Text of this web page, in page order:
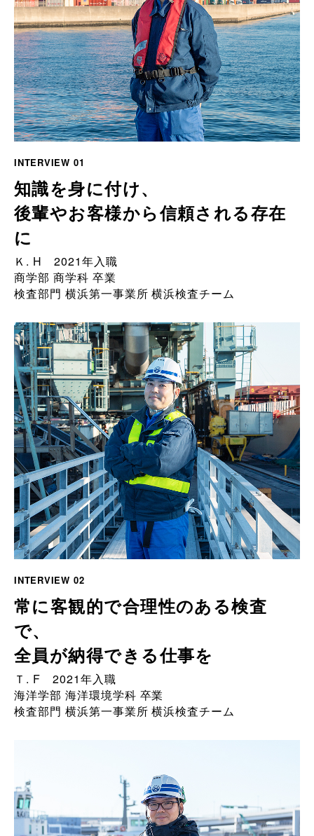
INTERVIEW 01
知識を身に付け、
後輩やお客様から信頼される存在
に
Ｋ. H 2021年入職
商学部 商学科 卒業
検査部門 横浜第一事業所 横浜検査チーム
INTERVIEW 02
常に客観的で合理性のある検査
で、
全員が納得できる仕事を
Ｔ. F 2021年入職
海洋学部 海洋環境学科 卒業
検査部門 横浜第一事業所 横浜検査チーム